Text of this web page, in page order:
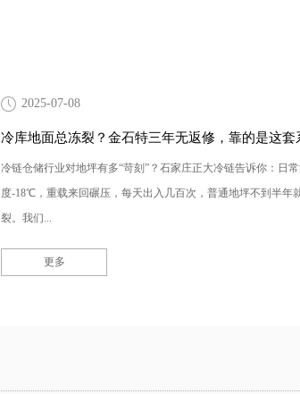
2025-07-08
冷库地面总冻裂？金石特三年无返修，靠的是这套
冷链仓储行业对地坪有多“苛刻”？石家庄正大冷链告诉你：日
度-18℃，重载来回碾压，每天出入几百次，普通地坪不到半年
裂。我们...
更多